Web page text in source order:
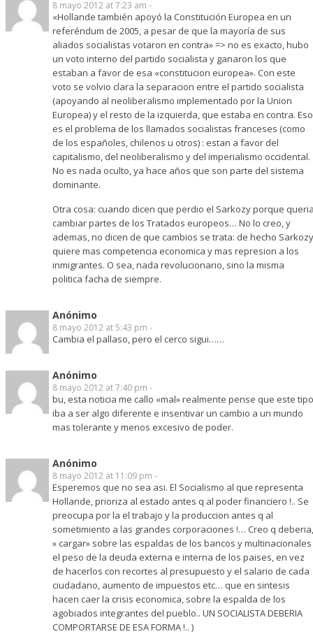
8 mayo 2012 at 7:23 am -
«Hollande también apoyó la Constitución Europea en un
referéndum de 2005, a pesar de que la mayoría de sus
aliados socialistas votaron en contra» => no es exacto, hubo
un voto interno del partido socialista y ganaron los que
estaban a favor de esa «constitucion europea». Con este
voto se volvio clara la separacion entre el partido socialista
(apoyando al neoliberalismo implementado por la Union
Europea) y el resto de la izquierda, que estaba en contra. Eso
es el problema de los llamados socialistas franceses (como
de los españoles, chilenos u otros) : estan a favor del
capitalismo, del neoliberalismo y del imperialismo occidental.
No es nada oculto, ya hace años que son parte del sistema
dominante.
Otra cosa: cuando dicen que perdio el Sarkozy porque
cambiar partes de los Tratados europeos… No lo creo, y
ademas, no dicen de que cambios se trata: de hecho Sarkozy
quiere mas competencia economica y mas represion a los
inmigrantes. O sea, nada revolucionario, sino la misma
politica facha de siempre.
Anónimo
8 mayo 2012 at 5:43 pm -
Cambia el pallaso, pero el cerco sigui……
Anónimo
8 mayo 2012 at 7:40 pm -
bu, esta noticia me callo «mal» realmente pense que este tipo
iba a ser algo diferente e insentivar un cambio a un mundo
mas tolerante y menos excesivo de poder.
Anónimo
8 mayo 2012 at 11:09 pm -
Esperemos que no sea asi. El Socialismo al que representa
Hollande, prioriza al estado antes q al poder financiero !.. Se
preocupa por la el trabajo y la produccion antes q al
sometimiento a las grandes corporaciones !… Creo q deberia,
» cargar» sobre las espaldas de los bancos y multinacionales
el peso de la deuda externa e interna de los paises, en vez
de hacerlos con recortes al presupuesto y el salario de cada
ciudadano, aumento de impuestos etc… que en sintesis
hacen caer la crisis economica, sobre la espalda de los
agobiados integrantes del pueblo.. UN SOCIALISTA DEBERIA
COMPORTARSE DE ESA FORMA !.. )